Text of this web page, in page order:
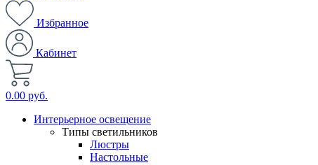
Избранное
Кабинет
0.00 руб.
Интерьерное освещение
Типы светильников
Люстры
Настольные